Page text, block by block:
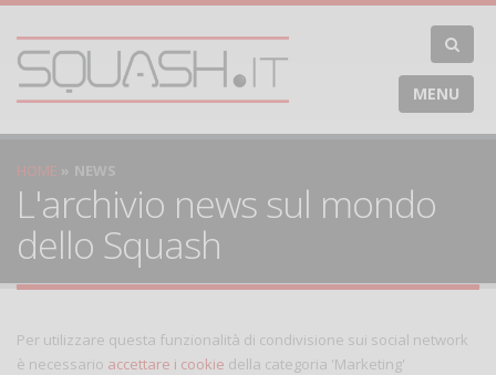
MENU
HOME NEWS
L'archivio news sul mondo
dello Squash
Per utilizzare questa funzionalità di condivisione sui social network
è necessario accettare i cookie della categoria 'Marketing'